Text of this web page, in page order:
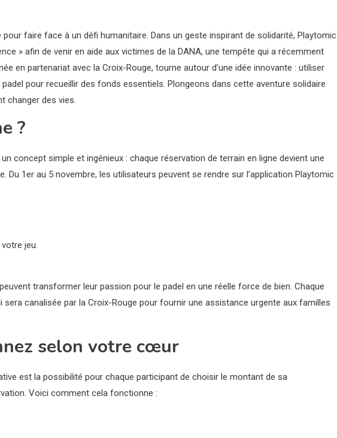
faire face à un défi humanitaire. Dans un geste inspirant de solidarité, Playtomic
» afin de venir en aide aux victimes de la DANA, une tempête qui a récemment
en partenariat avec la Croix-Rouge, tourne autour d’une idée innovante : utiliser
padel pour recueillir des fonds essentiels. Plongeons dans cette aventure solidaire
changer des vies.
?
concept simple et ingénieux : chaque réservation de terrain en ligne devient une
Du 1er au 5 novembre, les utilisateurs peuvent se rendre sur l’application Playtomic
jeu.
transformer leur passion pour le padel en une réelle force de bien. Chaque
canalisée par la Croix-Rouge pour fournir une assistance urgente aux familles
selon votre cœur
est la possibilité pour chaque participant de choisir le montant de sa
Voici comment cela fonctionne :